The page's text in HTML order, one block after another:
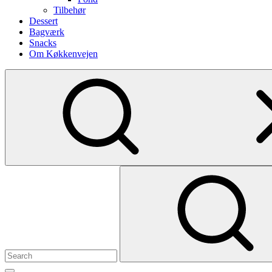
Tilbehør
Dessert
Bagværk
Snacks
Om Køkkenvejen